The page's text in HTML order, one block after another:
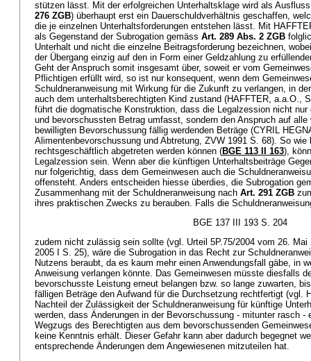
stützen lässt. Mit der erfolgreichen Unterhaltsklage wird als
276 ZGB) überhaupt erst ein Dauerschuldverhältnis geschaffen,
die je einzelnen Unterhaltsforderungen entstehen lässt. Mit
als Gegenstand der Subrogation gemäss Art. 289 Abs. 2 ZGB
Unterhalt und nicht die einzelne Beitragsforderung bezeichnen,
der Übergang einzig auf den in Form einer Geldzahlung zu
Geht der Anspruch somit insgesamt über, soweit er vom
Pflichtigen erfüllt wird, so ist nur konsequent, wenn dem
Schuldneranweisung mit Wirkung für die Zukunft zu verlangen, in
auch dem unterhaltsberechtigten Kind zustand (HAFFTER, a.a.O.,
führt die dogmatische Konstruktion, dass die Legalzession nicht nur
und bevorschussten Betrag umfasst, sondern den Anspruch auf alle
bewilligten Bevorschussung fällig werdenden Beträge (CYRIL
Alimentenbevorschussung und Abtretung, ZVW 1991 S. 68). So wie
rechtsgeschäftlich abgetreten werden können (BGE 113 II 163),
Legalzession sein. Wenn aber die künftigen Unterhaltsbeiträge
nur folgerichtig, dass dem Gemeinwesen auch die
offensteht. Anders entscheiden hiesse überdies, die Subrogation
Zusammenhang mit der Schuldneranweisung nach Art. 291 ZGB
ihres praktischen Zwecks zu berauben. Falls die
BGE 137 III 193 S. 204
zudem nicht zulässig sein sollte (vgl. Urteil 5P.75/2004 vom 26.
2005 I S. 25), wäre die Subrogation in das Recht zur
Nutzens beraubt, da es kaum mehr einen Anwendungsfall gäbe, in
Anweisung verlangen könnte. Das Gemeinwesen müsste diesfalls
bevorschusste Leistung erneut belangen bzw. so lange zuwarten,
fälligen Beträge den Aufwand für die Durchsetzung rechtfertigt (vgl.
Nachteil der Zulässigkeit der Schuldneranweisung für künftige
werden, dass Änderungen in der Bevorschussung - mitunter rasch -
Wegzugs des Berechtigten aus dem bevorschussenden
keine Kenntnis erhält. Dieser Gefahr kann aber dadurch begegnet
entsprechende Änderungen dem Angewiesenen mitzuteilen hat.